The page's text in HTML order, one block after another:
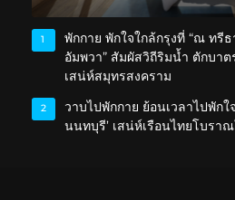
1
พักกาย พักใจใกล้กรุงที่ “ณ ทรี
อัมพวา” สัมผัสวิถีริมน้ำ ตักบา
เสน่ห์สมุทรสงคราม
2
วาบไปพักกาย ย้อนเวลาไปพัก
นนทบุรี’ เสน่ห์เรือนไทยโบรา